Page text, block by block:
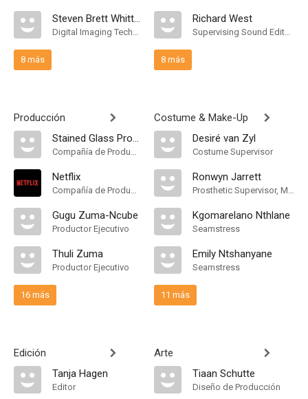
Steven Brett Whittaker
Digital Imaging Technician
8 más
Producción
Stained Glass Productions
Compañía de Produccion
Netflix
Compañía de Produccion
Gugu Zuma-Ncube
Productor Ejecutivo
Thuli Zuma
Productor Ejecutivo
16 más
Edición
Tanja Hagen
Editor
Richard West
Supervising Sound Editor, Mezclador de Re-Grabación de Sonido
8 más
Costume & Make-Up
Desiré van Zyl
Costume Supervisor
Ronwyn Jarrett
Prosthetic Supervisor, Makeup Supervisor, Hair Supervisor
Kgomarelano Nthlane
Seamstress
Emily Ntshanyane
Seamstress
11 más
Arte
Tiaan Schutte
Diseño de Producción